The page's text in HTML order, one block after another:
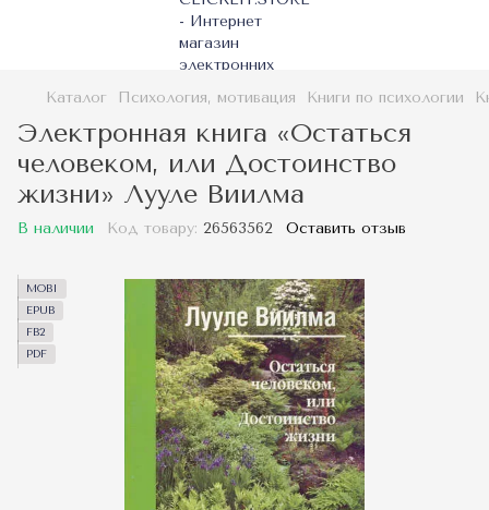
Каталог Психология, мотивация Книги по психологии
Электронная книга «Остаться
человеком, или Достоинство
жизни» Лууле Виилма
В наличии Код товару: 26563562 Оставить отзыв
MOBI
EPUB
FB2
PDF